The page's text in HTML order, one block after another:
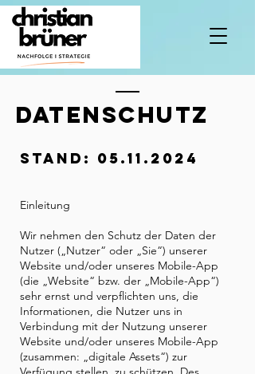
DATENSCHUTZ
Stand: 05.11.2024
Einleitung
Wir nehmen den Schutz der Daten der
Nutzer („Nutzer“ oder „Sie“) unserer
Website und/oder unseres Mobile-App
(die „Website“ bzw. der „Mobile-App“)
sehr ernst und verpflichten uns, die
Informationen, die Nutzer uns in
Verbindung mit der Nutzung unserer
Website und/oder unseres Mobile-App
(zusammen: „digitale Assets“) zur